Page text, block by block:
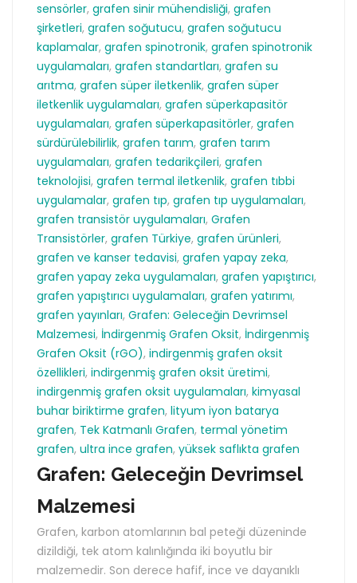
sensörler, grafen sinir mühendisliği, grafen
şirketleri, grafen soğutucu, grafen soğutucu
kaplamalar, grafen spinotronik, grafen spinotronik
uygulamaları, grafen standartları, grafen su
arıtma, grafen süper iletkenlik, grafen süper
iletkenlik uygulamaları, grafen süperkapasitör
uygulamaları, grafen süperkapasitörler, grafen
sürdürülebilirlik, grafen tarım, grafen tarım
uygulamaları, grafen tedarikçileri, grafen
teknolojisi, grafen termal iletkenlik, grafen tıbbi
uygulamalar, grafen tıp, grafen tıp uygulamaları,
grafen transistör uygulamaları, Grafen
Transistörler, grafen Türkiye, grafen ürünleri,
grafen ve kanser tedavisi, grafen yapay zeka,
grafen yapay zeka uygulamaları, grafen yapıştırıcı,
grafen yapıştırıcı uygulamaları, grafen yatırımı,
grafen yayınları, Grafen: Geleceğin Devrimsel
Malzemesi, İndirgenmiş Grafen Oksit, İndirgenmiş
Grafen Oksit (rGO), indirgenmiş grafen oksit
özellikleri, indirgenmiş grafen oksit üretimi,
indirgenmiş grafen oksit uygulamaları, kimyasal
buhar biriktirme grafen, lityum iyon batarya
grafen, Tek Katmanlı Grafen, termal yönetim
grafen, ultra ince grafen, yüksek saflıkta grafen
Grafen: Geleceğin Devrimsel
Malzemesi
Grafen, karbon atomlarının bal peteği düzeninde
dizildiği, tek atom kalınlığında iki boyutlu bir
malzemedir. Son derece hafif, ince ve dayanıklı